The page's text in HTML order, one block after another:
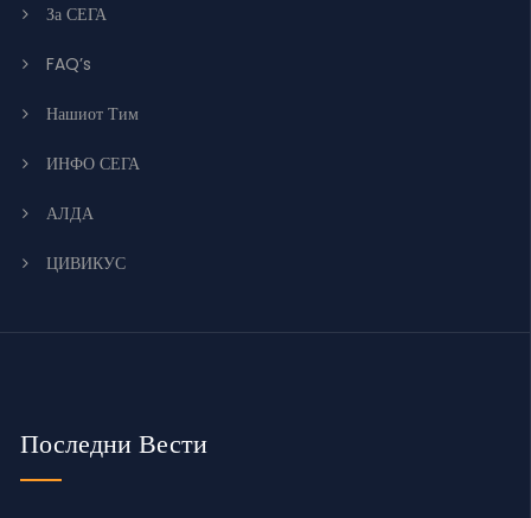
За СЕГА
FAQ’s
Нашиот Тим
ИНФО СЕГА
АЛДА
ЦИВИКУС
Последни Вести